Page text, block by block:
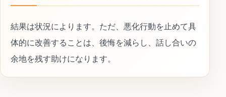
結果は状況によります。ただ、悪化行動を止めて具
体的に改善することは、後悔を減らし、話し合いの
余地を残す助けになります。